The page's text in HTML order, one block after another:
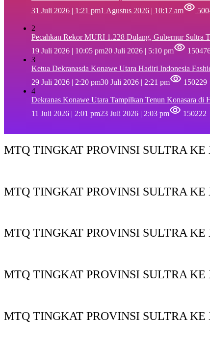
31 Juli 2026 | 1:21 pm1 Agustus 2026 | 10:17 am
2
Pecahkan Rekor MURI 1.228 Dulang, Gubernur
19 Juli 2026 | 10:05 pm20 Juli 2026 | 5:10 pm
3
Ketua Dekranasda Konawe Utara Hadiri Indonesia
29 Juli 2026 | 2:20 pm30 Juli 2026 | 2:21 pm
150229
4
Dekranas Konawe Utara Tampilkan Tenun Konasara
11 Juli 2026 | 2:01 pm23 Juli 2026 | 2:03 pm 150222
MTQ TINGKAT PROVINSI SULTRA
MTQ TINGKAT PROVINSI SULTRA
MTQ TINGKAT PROVINSI SULTRA
MTQ TINGKAT PROVINSI SULTRA
MTQ TINGKAT PROVINSI SULTRA